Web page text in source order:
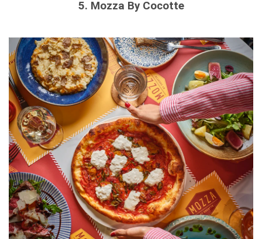
5. Mozza By Cocotte